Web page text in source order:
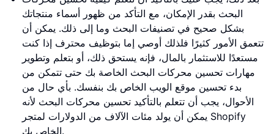
البحث بقدر الإمكان، مع التأكد من ظهور أسماء منتجاتك
بشكل صحيح في تصنيفات البحث وما إلى ذلك. يمكن أن
تتعمق الأمور كثيرًا فلذلك أوصي إما بتوظيف محترف إذا كنت
مستعدًا للاستثمار بالمال، فإنه يستحق ذلك، أو بتعلم وتطوير
مهارات تحسين محركات البحث الخاصة بك حتى تتمكن من
بدء تحسين موقع الويب الخاص بك بنفسك. بأي حال من
الأحوال، يجب أن تتعلم بالتأكيد تحسين محركات البحث لأنه
يمكن أن يولد مئات الآلاف من الدولارات لمتجر Shopify
الخاص بك.